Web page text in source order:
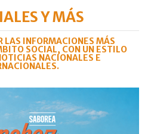
Y MÁS
LAS INFORMACIONES MÁS
SOCIAL, CON UN ESTILO
NACIONALES E